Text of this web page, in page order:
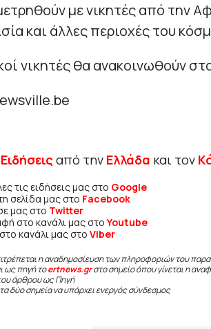
με νικητές από την
και άλλες περιοχές του
νικητές θα ανακοινωθούν
Ειδήσεις από την Ελλάδα και τον
τις ειδήσεις μας στο Google
σελίδα μας στο Facebook
μας στο Twitter
στο κανάλι μας στοYoutube
κανάλι μας στο Viber
η αναδημοσίευση των πληροφοριών του
ως πηγή τοertnews.gr στο σημείο όπου γίνεται η
άρθρου ως Πηγή
δύο σημεία να υπάρχει ενεργός σύνδεσμος